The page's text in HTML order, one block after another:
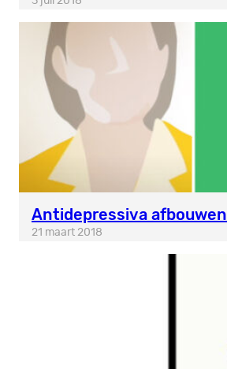
Antidepressiva afbouwen
21 maart 2018